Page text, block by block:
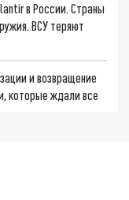
в России. Страны
ВСУ теряют
и возвращение
которые ждали все